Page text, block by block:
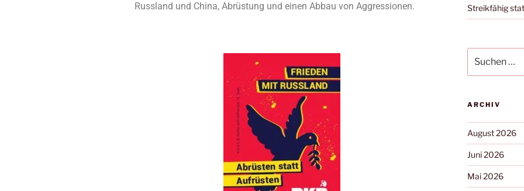
Russland und China, Abrüstung und einen Abbau von Aggressionen.
Streikfähig
ARCHIV
August 2026
Juni 2026
Mai 2026